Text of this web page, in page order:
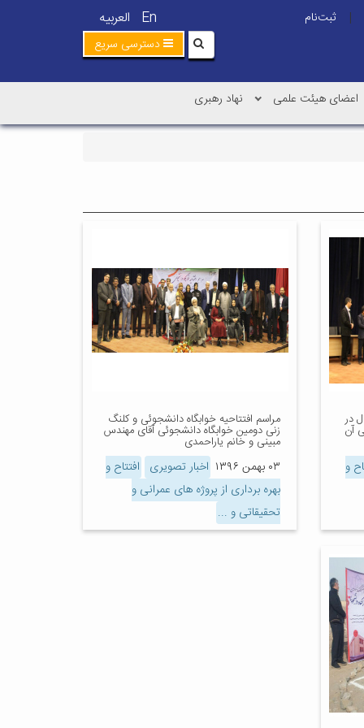
En العربیه |
ثبت‌نام
دسترسی سریع
اعضای هیئت علمی نهاد رهبری
در
آن
و
مراسم افتتاحیه خوابگاه دانشجوئی و کلنگ
زنی دومین خوابگاه دانشجوئی آقای مهندس
مبینی و خانم یاراحمدی
۰۳ بهمن ۱۳۹۶ اخبار تصویری افتتاح و
بهره برداری از پروژه های عمرانی و
تحقیقاتی و ...